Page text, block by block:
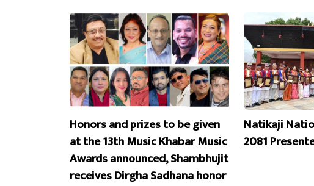
Honors and prizes to be given
at the 13th Music Khabar Music
Awards announced, Shambhujit
receives Dirgha Sadhana honor
Natikaji
2081